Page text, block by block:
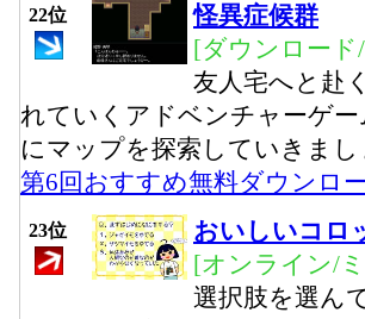
22位
怪異症候群
[ダウンロー
友人宅へと赴
れていくアドベンチャーゲ
にマップを探索していきまし
第6回おすすめ無料ダウンロ
23位
おいしいコロ
[オンライン/
選択肢を選ん